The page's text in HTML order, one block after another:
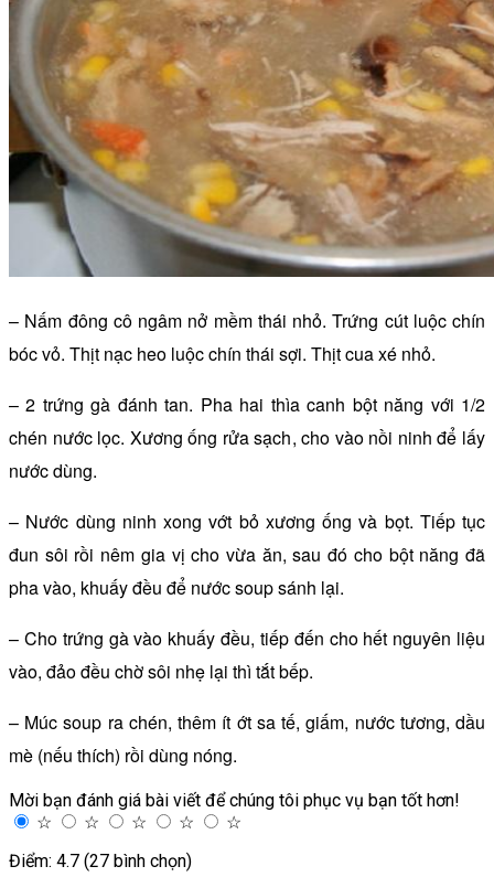
– Nấm đông cô ngâm nở mềm thái nhỏ. Trứng cút luộc chín
bóc vỏ. Thịt nạc heo luộc chín thái sợi. Thịt cua xé nhỏ.
– 2 trứng gà đánh tan. Pha hai thìa canh bột năng với 1/2
chén nước lọc. Xương ống rửa sạch, cho vào nồi ninh để lấy
nước dùng.
– Nước dùng ninh xong vớt bỏ xương ống và bọt. Tiếp tục
đun sôi rồi nêm gia vị cho vừa ăn, sau đó cho bột năng đã
pha vào, khuấy đều để nước soup sánh lại.
– Cho trứng gà vào khuấy đều, tiếp đến cho hết nguyên liệu
vào, đảo đều chờ sôi nhẹ lại thì tắt bếp.
– Múc soup ra chén, thêm ít ớt sa tế, giấm, nước tương, dầu
mè (nếu thích) rồi dùng nóng.
Mời bạn đánh giá bài viết để chúng tôi phục vụ bạn tốt hơn!
☆
☆ ☆ ☆
☆
Điểm: 4.7 (27 bình chọn)